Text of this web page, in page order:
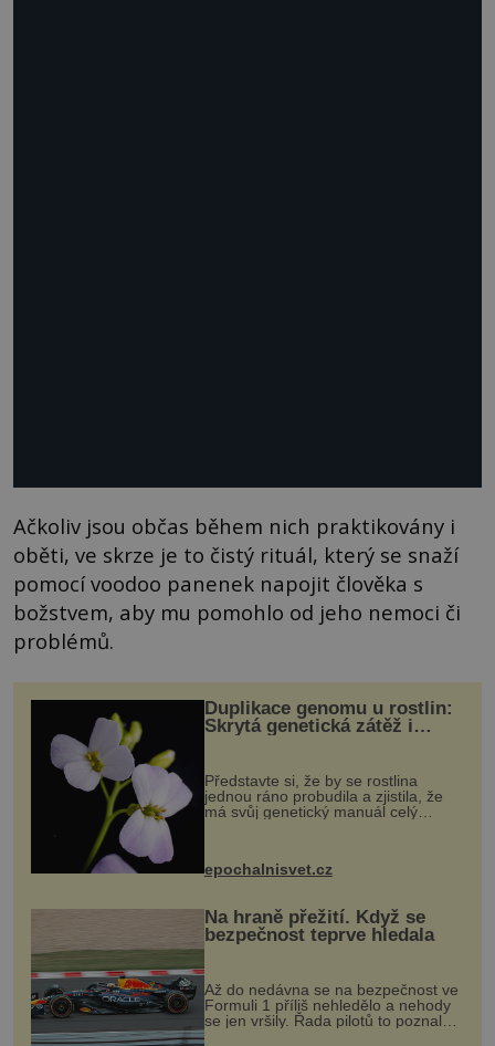
Ačkoliv jsou občas během nich praktikovány i
oběti, ve skrze je to čistý rituál, který se snaží
pomocí voodoo panenek napojit člověka s
božstvem, aby mu pomohlo od jeho nemoci či
problémů.
Duplikace genomu u rostlin:
Skrytá genetická zátěž i
Představte si, že by se rostlina
jednou ráno probudila a zjistila, že
má svůj genetický manuál celý
vstupenka...
epochalnisvet.cz
Na hraně přežití. Když se
bezpečnost teprve hledala
Až do nedávna se na bezpečnost ve
Formuli 1 příliš nehledělo a nehody
se jen vršily. Řada pilotů to poznala
na vlastní kůži, často s trvalými